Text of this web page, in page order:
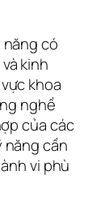
năng có
kinh
khoa
nghề
của các
năng cần
vi phù